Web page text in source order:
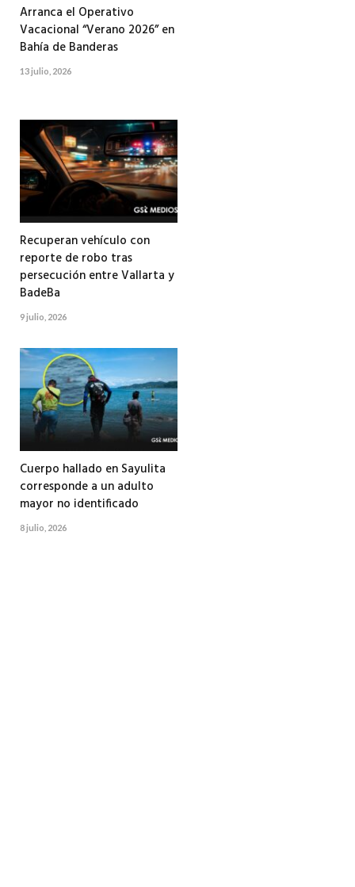
Arranca el Operativo
Vacacional “Verano 2026” en
Bahía de Banderas
13 julio, 2026
Recuperan vehículo con
reporte de robo tras
persecución entre Vallarta y
BadeBa
9 julio, 2026
Cuerpo hallado en Sayulita
corresponde a un adulto
mayor no identificado
8 julio, 2026